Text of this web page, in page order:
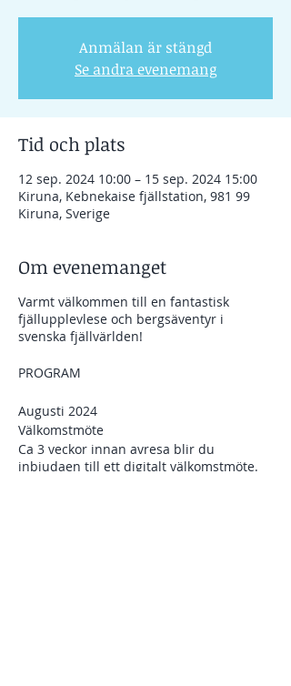
Anmälan är stängd
Se andra evenemang
Tid och plats
12 sep. 2024 10:00 – 15 sep. 2024 15:00
Kiruna, Kebnekaise fjällstation, 981 99
Kiruna, Sverige
Om evenemanget
Varmt välkommen till en fantastisk
fjällupplevlese och bergsäventyr i
svenska fjällvärlden!
PROGRAM
Augusti 2024
Välkomstmöte
Ca 3 veckor innan avresa blir du
inbjudaen till ett digitalt välkomstmöte.